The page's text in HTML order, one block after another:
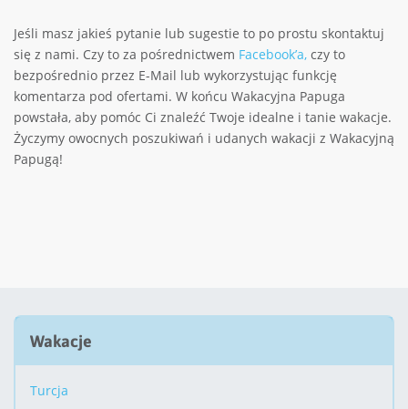
Jeśli masz jakieś pytanie lub sugestie to po prostu skontaktuj
się z nami. Czy to za pośrednictwem Facebook’a, czy to
bezpośrednio przez E-Mail lub wykorzystując funkcję
komentarza pod ofertami. W końcu Wakacyjna Papuga
powstała, aby pomóc Ci znaleźć Twoje idealne i tanie wakacje.
Życzymy owocnych poszukiwań i udanych wakacji z Wakacyjną
Papugą!
Wakacje
Turcja